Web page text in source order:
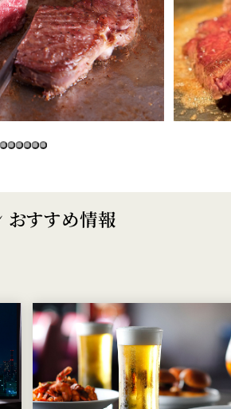
トムCAT
TULLY'S COFFEE
おすすめ情報